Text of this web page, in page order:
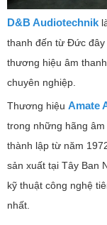
D&B Audiotechnik
thanh đến từ Đức
thương hiệu âm
chuyên nghiệp.
Thương hiệu Amate
trong những hãng
thành lập từ năm
sản xuất tại Tây Ban
kỹ thuật công nghệ
nhất.